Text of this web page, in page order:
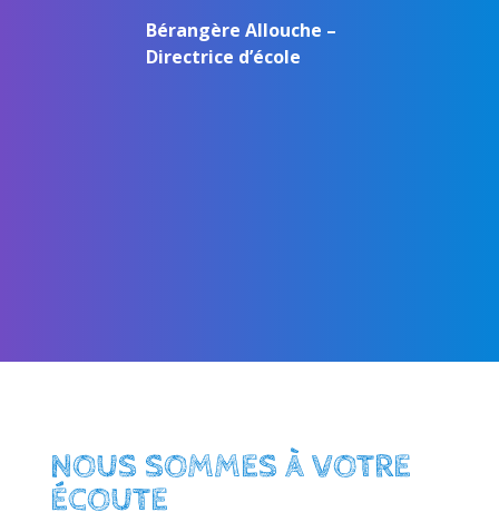
Bérangère Allouche –
Directrice d’école
NOUS SOMMES À VOTRE
ÉCOUTE